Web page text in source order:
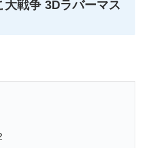
戦争 3Dラバーマス